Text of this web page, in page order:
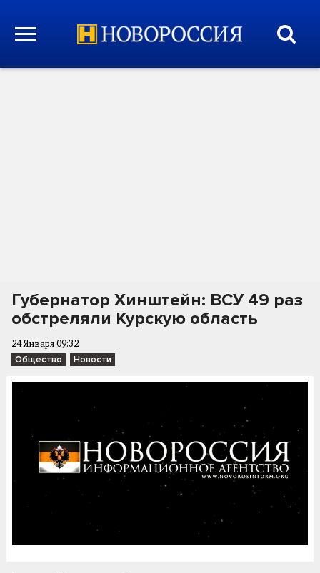
Губернатор Хинштейн: ВСУ 49 раз
обстреляли Курскую область
24 Января 09:32
Общество Новости